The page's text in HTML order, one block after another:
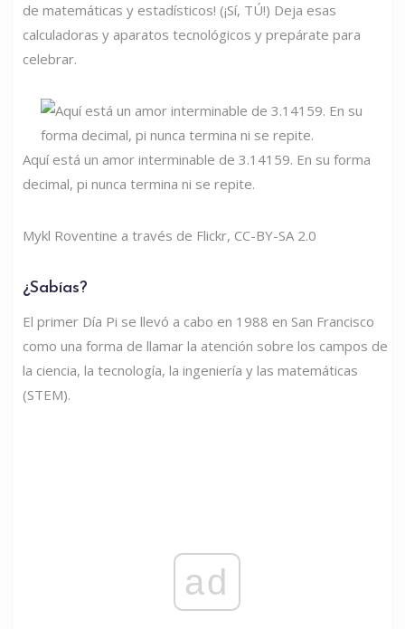
de matemáticas y estadísticos! (¡Sí, TÚ!) Deja esas
calculadoras y aparatos tecnológicos y prepárate para
celebrar.
Aquí está un amor interminable de 3.14159. En su forma
decimal, pi nunca termina ni se repite.
Mykl Roventine a través de Flickr, CC-BY-SA 2.0
¿Sabías?
El primer Día Pi se llevó a cabo en 1988 en San Francisco
como una forma de llamar la atención sobre los campos de
la ciencia, la tecnología, la ingeniería y las matemáticas
(STEM).
ad